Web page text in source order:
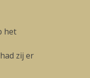
het
zij er